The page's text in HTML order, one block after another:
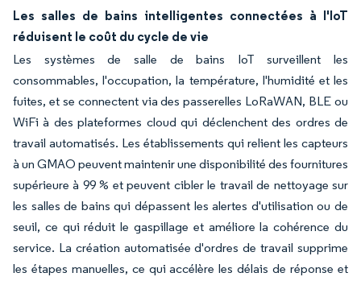
Les salles de bains intelligentes connectées à l'IoT
réduisent le coût du cycle de vie
Les systèmes de salle de bains IoT surveillent les
consommables, l'occupation, la température, l'humidité et les
fuites, et se connectent via des passerelles LoRaWAN, BLE ou
WiFi à des plateformes cloud qui déclenchent des ordres de
travail automatisés. Les établissements qui relient les capteurs
à un GMAO peuvent maintenir une disponibilité des fournitures
supérieure à 99 % et peuvent cibler le travail de nettoyage sur
les salles de bains qui dépassent les alertes d'utilisation ou de
seuil, ce qui réduit le gaspillage et améliore la cohérence du
service. La création automatisée d'ordres de travail supprime
les étapes manuelles, ce qui accélère les délais de réponse et